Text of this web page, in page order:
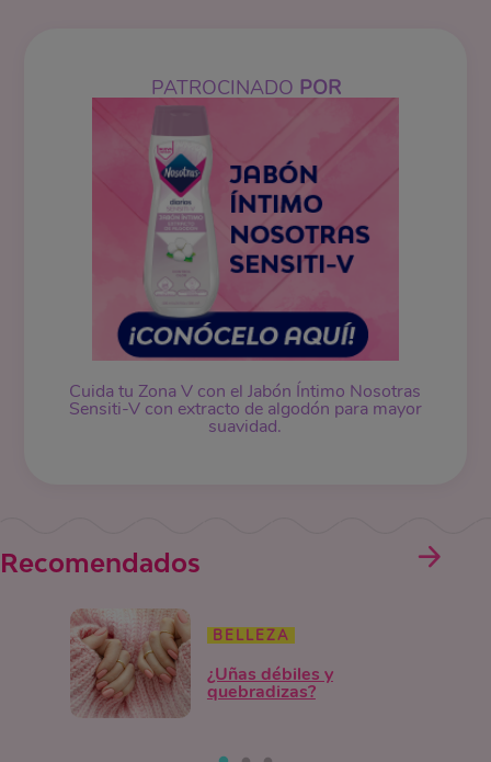
PATROCINADO POR
Cuida tu Zona V con el Jabón Íntimo Nosotras
Sensiti-V con extracto de algodón para mayor
suavidad.
Recomendados
BELLEZA
¿Uñas débiles y
quebradizas?